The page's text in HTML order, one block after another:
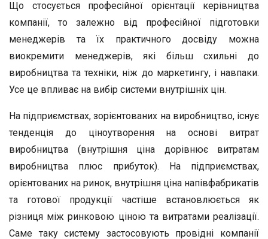
Що стосується професійної орієнтації керівництва
компанії, то залежно від професійної підготовки
менеджерів та їх практичного досвіду можна
виокремити менеджерів, які більш схильні до
виробництва та техніки, ніж до маркетингу, і навпаки.
Усе це впливає на вибір системи внутрішніх цін.
На підприємствах, зорієнтованих на виробництво, існує
тенденція до ціноутворення на основі витрат
виробництва (внутрішня ціна дорівнює витратам
виробництва плюс прибуток). На підприємствах,
орієнтованих на ринок, внутрішня ціна напівфабрикатів
та готової продукції частіше встановлюється як
різниця між ринковою ціною та витратами реалізації.
Саме таку систему застосовують провідні компанії